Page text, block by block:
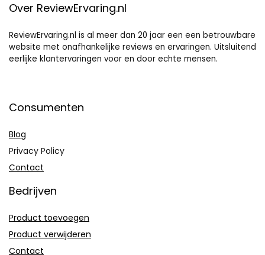
Over ReviewErvaring.nl
ReviewErvaring.nl is al meer dan 20 jaar een een betrouwbare
website met onafhankelijke reviews en ervaringen. Uitsluitend
eerlijke klantervaringen voor en door echte mensen.
Consumenten
Blog
Privacy Policy
Contact
Bedrijven
Product toevoegen
Product verwijderen
Contact